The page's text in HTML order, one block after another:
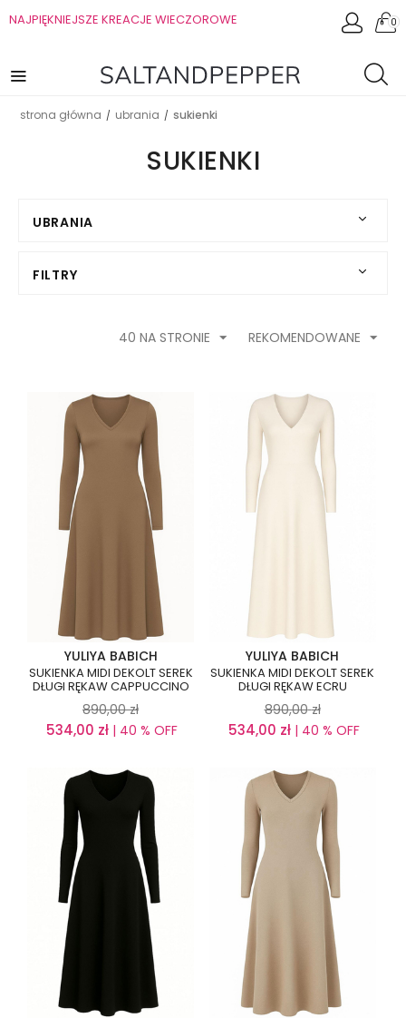
NAJPIĘKNIEJSZE KREACJE WIECZOROWE 0
strona główna / ubrania / sukienki
SUKIENKI
UBRANIA
FILTRY
REKOMENDOWANE
40 NA STRONIE
YULIYA BABICH
SUKIENKA MIDI DEKOLT SEREK
DŁUGI RĘKAW CAPPUCCINO
890,00 zł
534,00 zł | 40 % OFF
YULIYA BABICH
SUKIENKA MIDI DEKOLT SEREK
DŁUGI RĘKAW ECRU
890,00 zł
534,00 zł| 40 % OFF